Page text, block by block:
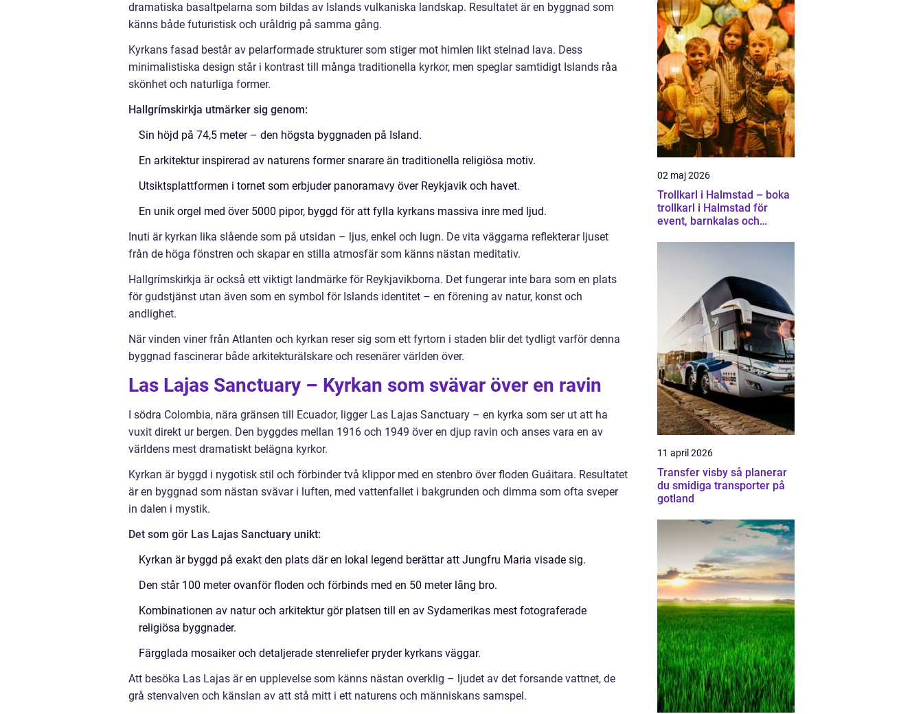
dramatiska basaltpelarna som bildas av Islands vulkaniska landskap. Resultatet är en byggnad som
känns både futuristisk och uråldrig på samma gång.
Kyrkans fasad består av pelarformade strukturer som stiger mot himlen likt stelnad lava. Dess
minimalistiska design står i kontrast till många traditionella kyrkor, men speglar samtidigt Islands råa
skönhet och naturliga former.
Hallgrímskirkja utmärker sig genom:
Sin höjd på 74,5 meter – den högsta byggnaden på Island.
En arkitektur inspirerad av naturens former snarare än traditionella religiösa motiv.
Utsiktsplattformen i tornet som erbjuder panoramavy över Reykjavik och havet.
En unik orgel med över 5000 pipor, byggd för att fylla kyrkans massiva inre med ljud.
Inuti är kyrkan lika slående som på utsidan – ljus, enkel och lugn. De vita väggarna reflekterar ljuset
från de höga fönstren och skapar en stilla atmosfär som känns nästan meditativ.
Hallgrímskirkja är också ett viktigt landmärke för Reykjavikborna. Det fungerar inte bara som en plats
för gudstjänst utan även som en symbol för Islands identitet – en förening av natur, konst och
andlighet.
När vinden viner från Atlanten och kyrkan reser sig som ett fyrtorn i staden blir det tydligt varför denna
byggnad fascinerar både arkitekturälskare och resenärer världen över.
Las Lajas Sanctuary – Kyrkan som svävar över en ravin
I södra Colombia, nära gränsen till Ecuador, ligger Las Lajas Sanctuary – en kyrka som ser ut att ha
vuxit direkt ur bergen. Den byggdes mellan 1916 och 1949 över en djup ravin och anses vara en av
världens mest dramatiskt belägna kyrkor.
Kyrkan är byggd i nygotisk stil och förbinder två klippor med en stenbro över floden Guáitara. Resultatet
är en byggnad som nästan svävar i luften, med vattenfallet i bakgrunden och dimma som ofta sveper
in dalen i mystik.
Det som gör Las Lajas Sanctuary unikt:
Kyrkan är byggd på exakt den plats där en lokal legend berättar att Jungfru Maria visade sig.
Den står 100 meter ovanför floden och förbinds med en 50 meter lång bro.
Kombinationen av natur och arkitektur gör platsen till en av Sydamerikas mest fotograferade
religiösa byggnader.
Färgglada mosaiker och detaljerade stenreliefer pryder kyrkans väggar.
Att besöka Las Lajas är en upplevelse som känns nästan overklig – ljudet av det forsande vattnet, de
grå stenvalven och känslan av att stå mitt i ett naturens och människans samspel.
02 maj 2026
Trollkarl i Halmstad – boka
trollkarl i Halmstad för
event, barnkalas och
11 april 2026
Transfer visby så planerar
du smidiga transporter på
gotland